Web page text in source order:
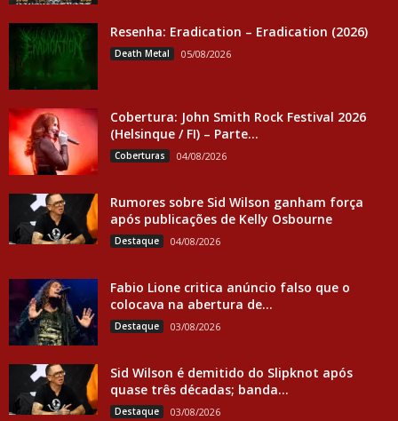
Resenha: Eradication – Eradication (2026)
Death Metal 05/08/2026
Cobertura: John Smith Rock Festival 2026
(Helsinque / FI) – Parte...
Coberturas 04/08/2026
Rumores sobre Sid Wilson ganham força
após publicações de Kelly Osbourne
Destaque 04/08/2026
Fabio Lione critica anúncio falso que o
colocava na abertura de...
Destaque 03/08/2026
Sid Wilson é demitido do Slipknot após
quase três décadas; banda...
Destaque 03/08/2026